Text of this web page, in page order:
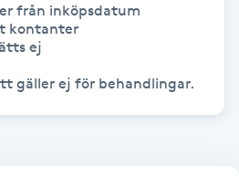
från inköpsdatum
kontanter
ej
gäller ej för behandlingar.